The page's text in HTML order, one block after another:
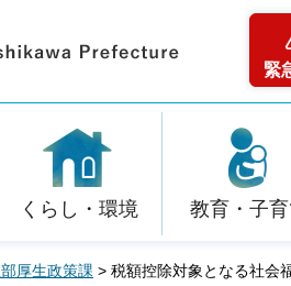
緊
くらし・環境 教育・子育
厚生政策課 > 税額控除対象となる社会